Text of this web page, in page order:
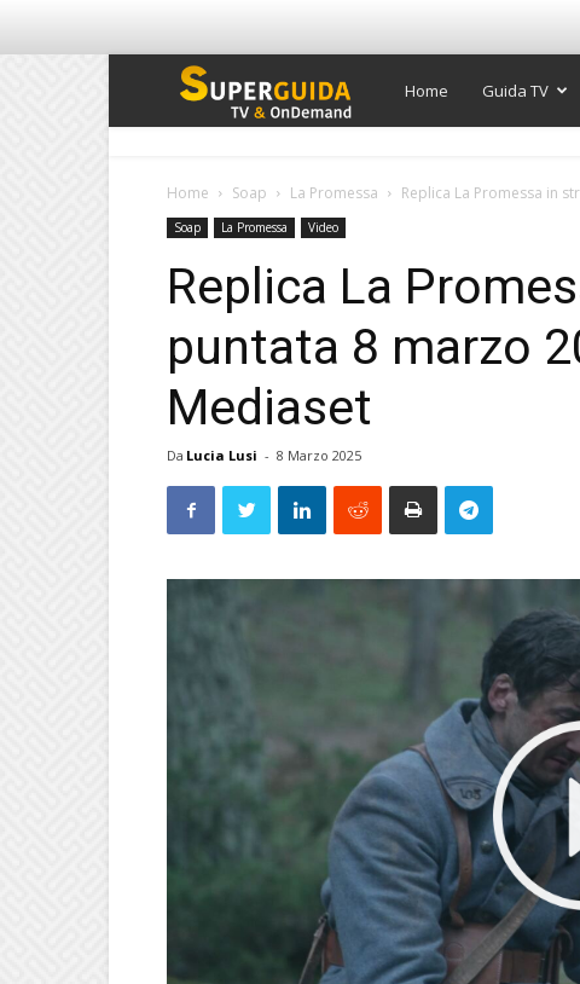
Super
Home Guida TV
Home Soap La Promessa Replica La Promessa in
Soap La Promessa Video
Replica La
puntata 8 marzo
Mediaset
Da Lucia Lusi - 8 Marzo 2025